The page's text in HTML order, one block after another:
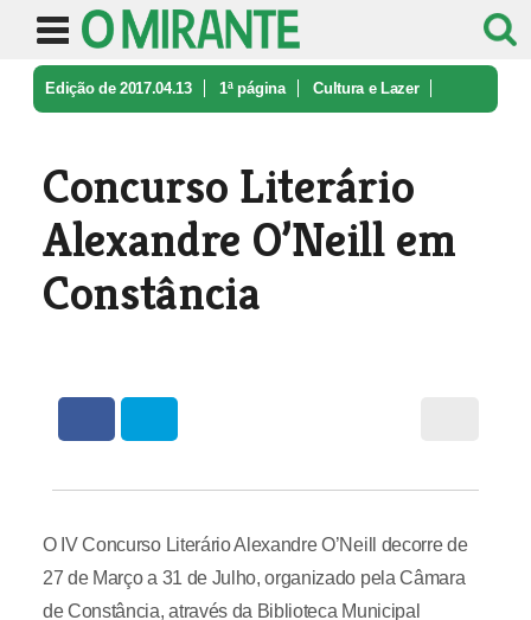
Edição de 2017.04.13 1ª página Cultura e Lazer
Concurso Literário
Alexandre O’Neill em
Constância
O IV Concurso Literário Alexandre O’Neill decorre de
27 de Março a 31 de Julho, organizado pela Câmara
de Constância, através da Biblioteca Municipal